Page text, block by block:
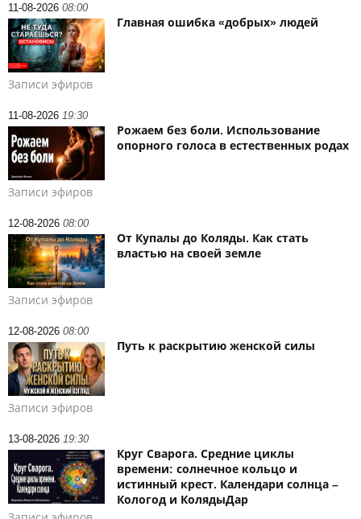
11-08-2026 08:00
Главная ошибка «добрых» людей
Записи эфиров
11-08-2026 19:30
Рожаем без боли. Использование
опорного голоса в естественных родах
Записи эфиров
12-08-2026 08:00
От Купалы до Коляды. Как стать
властью на своей земле
Записи эфиров
12-08-2026 08:00
Путь к раскрытию женской силы
Записи эфиров
13-08-2026 19:30
Круг Сварога. Средние циклы
времени: солнечное кольцо и
истинный крест. Календари солнца –
Кологод и КолядыДар